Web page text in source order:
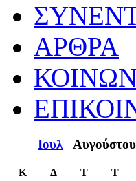
ΑΡΘΡΑ
Ιουλ
Κ Δ Τ Τ